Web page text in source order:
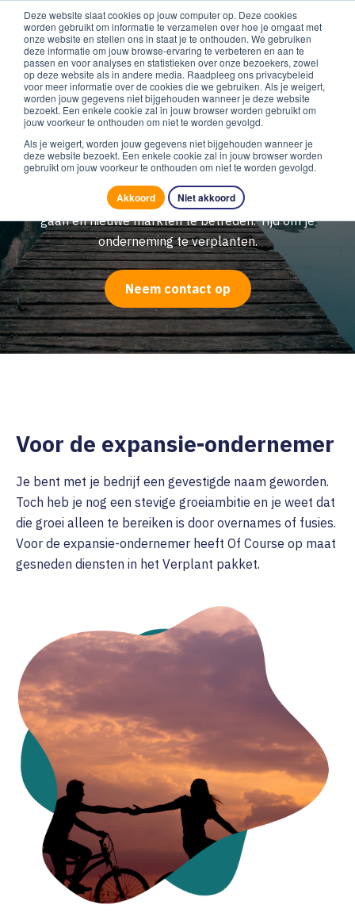
Deze website slaat cookies op jouw computer op. Deze cookies
worden gebruikt om informatie te verzamelen over hoe je omgaat met
onze website en stellen ons in staat je te onthouden. We gebruiken
deze informatie om jouw browse-ervaring te verbeteren en aan te
passen en voor analyses en statistieken over onze bezoekers, zowel
op deze website als in andere media. Raadpleeg ons privacybeleid
voor meer informatie over de cookies die we gebruiken. Als je weigert,
worden jouw gegevens niet bijgehouden wanneer je deze website
bezoekt. Een enkele cookie zal in jouw browser worden gebruikt om
jouw voorkeur te onthouden om niet te worden gevolgd.
Als je weigert, worden jouw gegevens niet bijgehouden wanneer je
deze website bezoekt. Een enkele cookie zal in jouw browser worden
gebruikt om jouw voorkeur te onthouden om niet te worden gevolgd.
Akkoord Niet akkoord
Je onderneming verplanten
Substantiële groei kan alleen nog door allianties aan te
gaan en nieuwe markten te betreden. Tijd om je
onderneming te verplanten.
Neem contact op
Voor de expansie-ondernemer
Je bent met je bedrijf een gevestigde naam geworden.
Toch heb je nog een stevige groeiambitie en je weet dat
die groei alleen te bereiken is door overnames of fusies.
Voor de expansie-ondernemer heeft Of Course op maat
gesneden diensten in het Verplant pakket.